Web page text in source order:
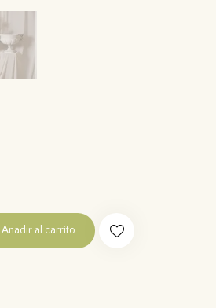
Añadir al carrito